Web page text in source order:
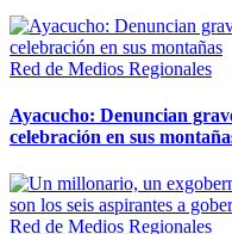
Red de Medios Regionales
Ayacucho: Denuncian
celebración en sus
Red de Medios Regionales